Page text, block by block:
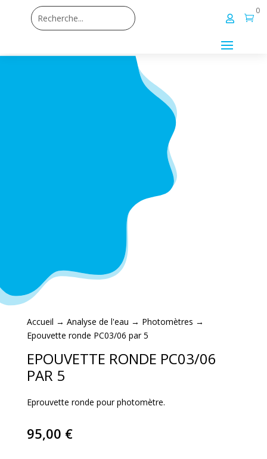
 
0
Accueil → Analyse de l'eau → Photomètres →
Epouvette ronde PC03/06 par 5
EPOUVETTE RONDE PC03/06
PAR 5
Eprouvette ronde pour photomètre.
95,00 €